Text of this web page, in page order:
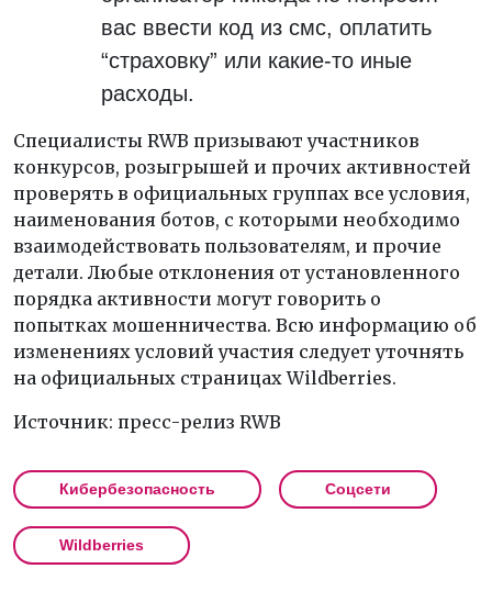
вас ввести код из смс, оплатить
“страховку” или какие-то иные
расходы.
Специалисты RWB призывают участников
конкурсов, розыгрышей и прочих активностей
проверять в официальных группах все условия,
наименования ботов, с которыми необходимо
взаимодействовать пользователям, и прочие
детали. Любые отклонения от установленного
порядка активности могут говорить о
попытках мошенничества. Всю информацию об
изменениях условий участия следует уточнять
на официальных страницах Wildberries.
Источник: пресс-релиз RWB
Кибербезопасность Соцсети
Wildberries